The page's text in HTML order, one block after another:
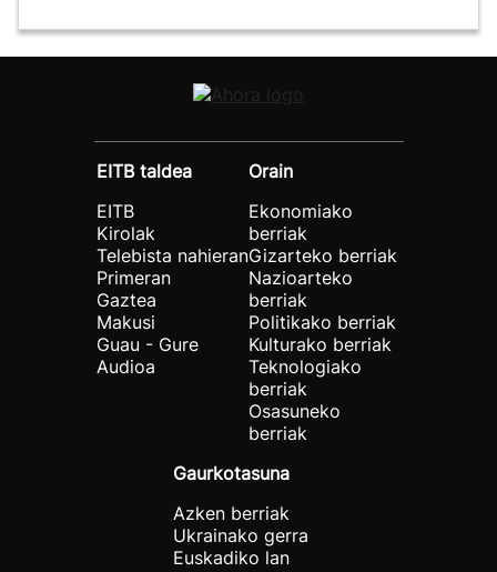
EITB taldea
EITB
Kirolak
Telebista nahieran
Primeran
Gaztea
Makusi
Guau - Gure
Audioa
Orain
Ekonomiako
berriak
Gizarteko berriak
Nazioarteko
berriak
Politikako berriak
Kulturako berriak
Teknologiako
berriak
Osasuneko
berriak
Gaurkotasuna
Azken berriak
Ukrainako gerra
Euskadiko lan